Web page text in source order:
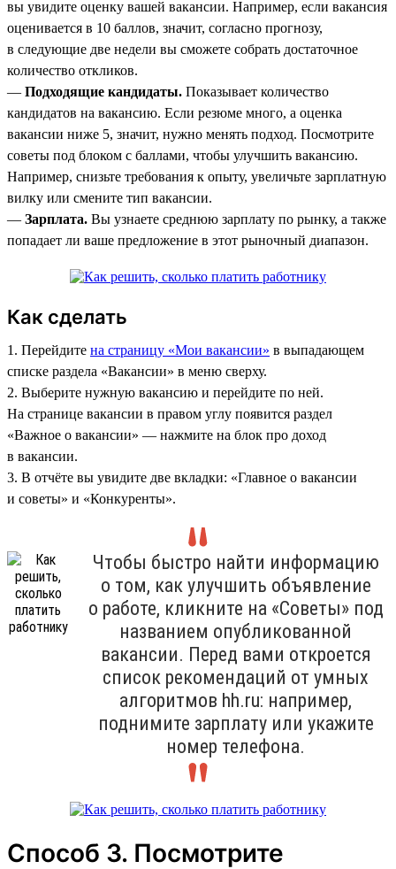
вы увидите оценку вашей вакансии. Например, если вакансия
оценивается в 10 баллов, значит, согласно прогнозу,
в следующие две недели вы сможете собрать достаточное
количество откликов.
— Подходящие кандидаты. Показывает количество
кандидатов на вакансию. Если резюме много, а оценка
вакансии ниже 5, значит, нужно менять подход. Посмотрите
советы под блоком с баллами, чтобы улучшить вакансию.
Например, снизьте требования к опыту, увеличьте зарплатную
вилку или смените тип вакансии.
— Зарплата. Вы узнаете среднюю зарплату по рынку, а также
попадает ли ваше предложение в этот рыночный диапазон.
Как сделать
1. Перейдите на страницу «Мои вакансии» в выпадающем
списке раздела «Вакансии» в меню сверху.
2. Выберите нужную вакансию и перейдите по ней.
На странице вакансии в правом углу появится раздел
«Важное о вакансии» — нажмите на блок про доход
в вакансии.
3. В отчёте вы увидите две вкладки: «Главное о вакансии
и советы» и «Конкуренты».
Чтобы быстро найти информацию
о том, как улучшить объявление
о работе, кликните на «Советы» под
названием опубликованной
вакансии. Перед вами откроется
список рекомендаций от умных
алгоритмов hh.ru: например,
поднимите зарплату или укажите
номер телефона.
Способ 3. Посмотрите